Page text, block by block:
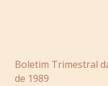
Boletim Trimestral
de 1989